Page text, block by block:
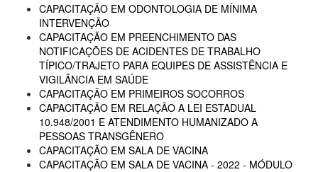
CAPACITAÇÃO EM ODONTOLOGIA DE MÍNIMA
INTERVENÇÃO
CAPACITAÇÃO EM PREENCHIMENTO DAS
NOTIFICAÇÕES DE ACIDENTES DE TRABALHO
TÍPICO/TRAJETO PARA EQUIPES DE ASSISTÊNCIA E
VIGILÂNCIA EM SAÚDE
CAPACITAÇÃO EM PRIMEIROS SOCORROS
CAPACITAÇÃO EM RELAÇÃO A LEI ESTADUAL
10.948/2001 E ATENDIMENTO HUMANIZADO A
PESSOAS TRANSGÊNERO
CAPACITAÇÃO EM SALA DE VACINA
CAPACITAÇÃO EM SALA DE VACINA - 2022 - MÓDULO